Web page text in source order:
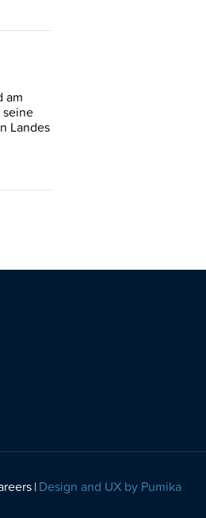
am
Landes
Design and UX by Pumika